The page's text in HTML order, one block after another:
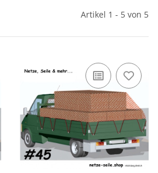
Artikel 1 - 5 von 5